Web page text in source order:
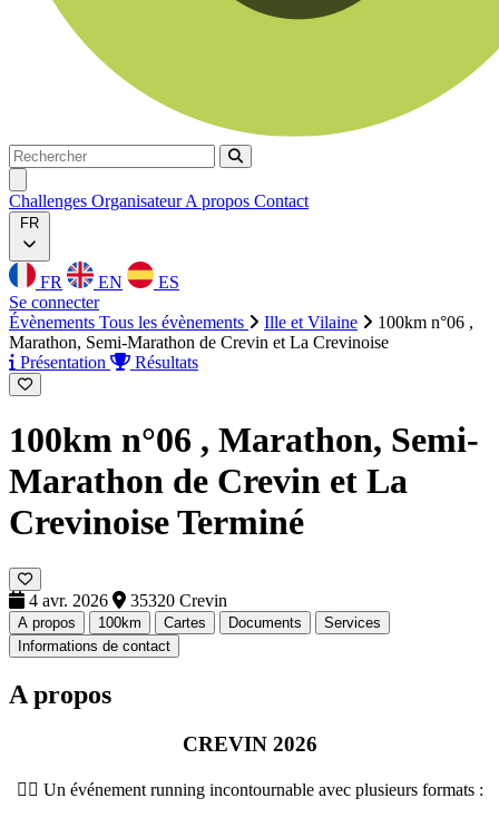
Rechercher
Rechercher
Challenges OrganisateurA propos Contact
FR
FR EN
ES
Se connecter
Évènements Tous les évènements Ille et Vilaine
100km n°06 ,
Marathon, Semi-Marathon de Crevin et La Crevinoise
Présentation
Résultats
100km n°06 , Marathon, Semi-
Marathon de Crevin et La
CrevinoiseTerminé
4 avr. 2026 35320 Crevin
A propos 100km Cartes Documents
Services
Informations de contact
A propos
CREVIN 2026
🏃‍♂️ Un événement running incontournable avec plusieurs formats :